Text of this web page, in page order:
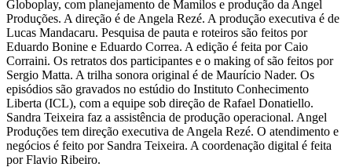
Globoplay, com planejamento de Mamilos e produção da Angel
Produções. A direção é de Angela Rezé. A produção executiva é de
Lucas Mandacaru. Pesquisa de pauta e roteiros são feitos por
Eduardo Bonine e Eduardo Correa. A edição é feita por Caio
Corraini. Os retratos dos participantes e o making of são feitos por
Sergio Matta. A trilha sonora original é de Maurício Nader. Os
episódios são gravados no estúdio do Instituto Conhecimento
Liberta (ICL), com a equipe sob direção de Rafael Donatiello.
Sandra Teixeira faz a assistência de produção operacional. Angel
Produções tem direção executiva de Angela Rezé. O atendimento e
negócios é feito por Sandra Teixeira. A coordenação digital é feita
por Flavio Ribeiro.